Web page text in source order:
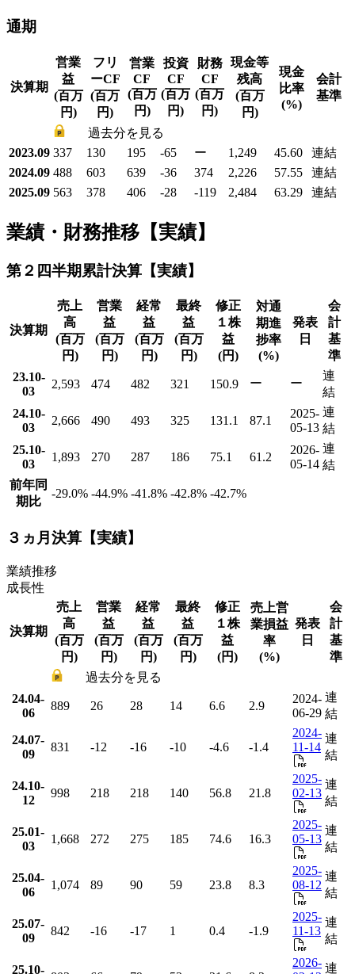
通期
決算期
営業
益
(百万
円)
フリ
ーCF
(百万
円)
営業
CF
(百万
円)
投資
CF
(百万
円)
財務
CF
(百万
円)
現金等
残高
(百万
円)
現金
比率
(%)
会計
基準
過去分を見る
2023.09 337 130 195 -65 ー 1,249 45.60
連結
2024.09 488 603 639 -36 374 2,226 57.55
連結
2025.09 563 378 406 -28 -119 2,484 63.29 連結
業績・財務推移【実績】
第２四半期累計決算【実績】
決算期
売上
高
(百万
円)
営業
益
(百万
円)
経常
益
(百万
円)
最終
益
(百万
円)
修正
１株
益
(円)
対通
期進
捗率
(%)
発表
日
会
計
基
準
23.10-
03
2,593 474 482 321 150.9 ー ー
連
結
24.10-
03
2,666 490 493 325 131.1 87.1
2025-
05-13
連
結
25.10-
03
1,893 270 287 186 75.1 61.2
2026-
05-14
連
結
前年同
期比
-29.0% -44.9% -41.8% -42.8% -42.7%
３ヵ月決算【実績】
業績推移
成長性
決算期
売上
高
(百万
円)
営業
益
(百万
円)
経常
益
(百万
円)
最終
益
(百万
円)
修正
１株
益
(円)
売上営
業損益
率
(%)
発表
日
会
計
基
準
過去分を見る
24.04-
06
889 26 28 14 6.6 2.9
2024-
06-29
連
結
24.07-
09
831 -12 -16 -10 -4.6 -1.4
2024-
11-14
連
結
24.10-
12
998 218 218 140 56.8 21.8
2025-
02-13
連
結
25.01-
03
1,668 272 275 185 74.6 16.3
2025-
05-13
連
結
25.04-
06
1,074 89 90 59 23.8 8.3
2025-
08-12
連
結
25.07-
09
842 -16 -17 1 0.4 -1.9
2025-
11-13
連
結
25.10-
2026- 連